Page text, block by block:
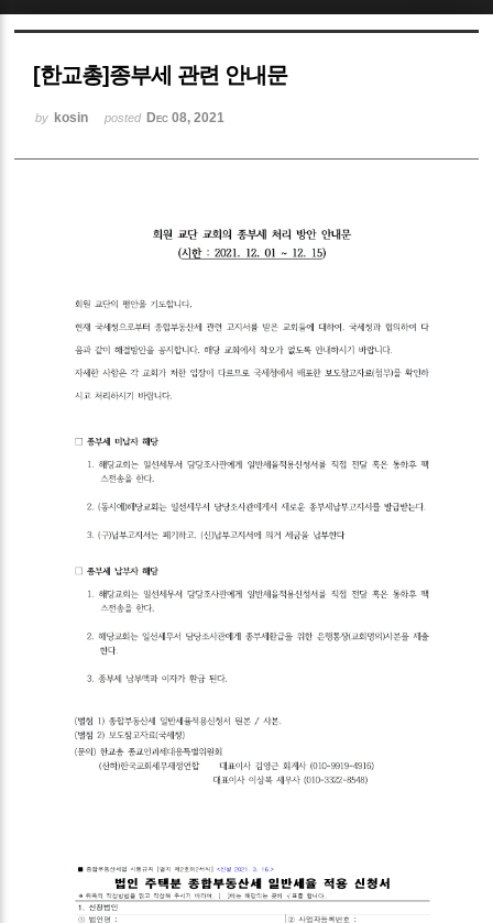
[한교총]종부세 관련 안내문
by kosin posted Dec 08, 2021
Sketchbook5, 스케치북5
Sketchbook5, 스케치북5